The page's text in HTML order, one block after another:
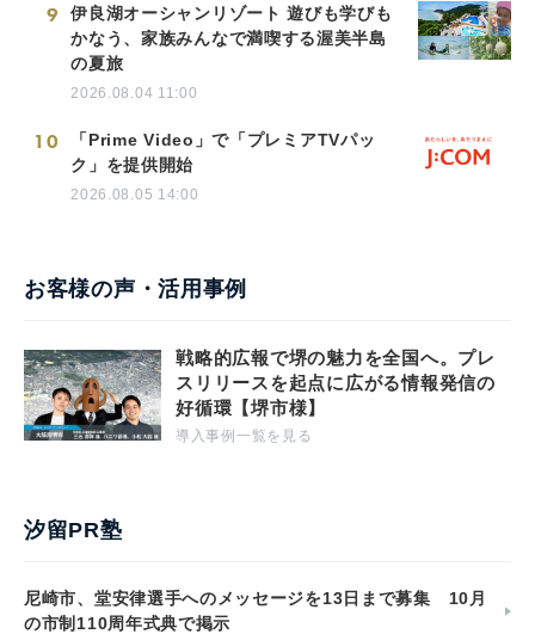
9
伊良湖オーシャンリゾート 遊びも学びも
かなう、家族みんなで満喫する渥美半島
の夏旅
2026.08.04 11:00
10
「Prime Video」で「プレミアTVパッ
ク」を提供開始
2026.08.05 14:00
お客様の声・活用事例
戦略的広報で堺の魅力を全国へ。プレ
スリリースを起点に広がる情報発信の
好循環【堺市様】
導入事例一覧を見る
汐留PR塾
尼崎市、堂安律選手へのメッセージを13日まで募集 10月
の市制110周年式典で掲示